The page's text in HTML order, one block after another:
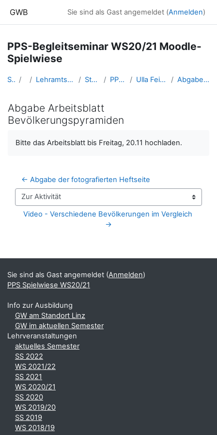
GWB Sie sind als Gast angemeldet (Anmelden)
PPS-Begleitseminar WS20/21 Moodle-
Spielwiese
Startseite Kurse Lehramtsausbildung GW im Cluster Österreich Mitte Studentische Lernkurse PPS Spielwiese WS20/21 Ulla Feischl - die Demographie Österreichs Abgabe Arbeitsblatt Bevölkerungspyramiden
Abgabe Arbeitsblatt
Bevölkerungspyramiden
Bitte das Arbeitsblatt bis Freitag, 20.11 hochladen.
← Abgabe der fotografierten Heftseite
Zur Aktivität
Video - Verschiedene Bevölkerungen im Vergleich
→
Ergänzungsblöcke
Sie sind als Gast angemeldet (Anmelden)
PPS Spielwiese WS20/21
Info zur Ausbildung
GW am Standort Linz
GW im aktuellen Semester
Lehrveranstaltungen
aktuelles Semester
SS 2022
WS 2021/22
SS 2021
WS 2020/21
SS 2020
WS 2019/20
SS 2019
WS 2018/19